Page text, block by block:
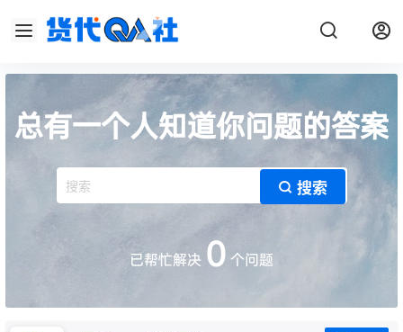
总有一个人知道你问题的答案
搜索
已帮忙解决 0 个问题